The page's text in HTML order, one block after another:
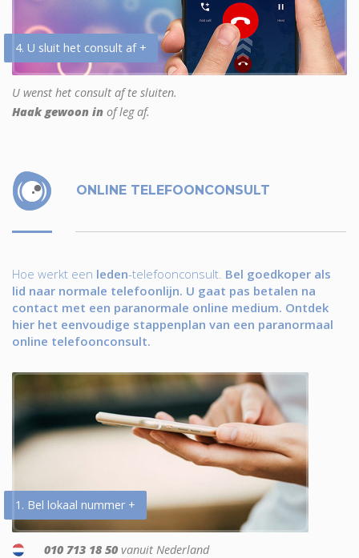
4. U sluit het consult af +
U wenst het consult af te sluiten.
Haak gewoon in of leg af.
ONLINE TELEFOONCONSULT
Hoe werkt een leden-telefoonconsult. Bel goedkoper als
lid naar normale telefoonlijn. U gaat pas betalen na
contact met een paranormale online medium. Ontdek
hier het eenvoudige stappenplan van een paranormaal
online telefoonconsult.
1. Bel lokaal nummer +
010 713 18 50 vanuit Nederland